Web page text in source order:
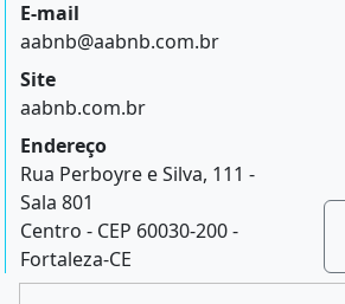
E-mail
aabnb@aabnb.com.br
Site
aabnb.com.br
Endereço
Rua Perboyre e Silva, 111 -
Sala 801
Centro - CEP 60030-200 -
Fortaleza-CE